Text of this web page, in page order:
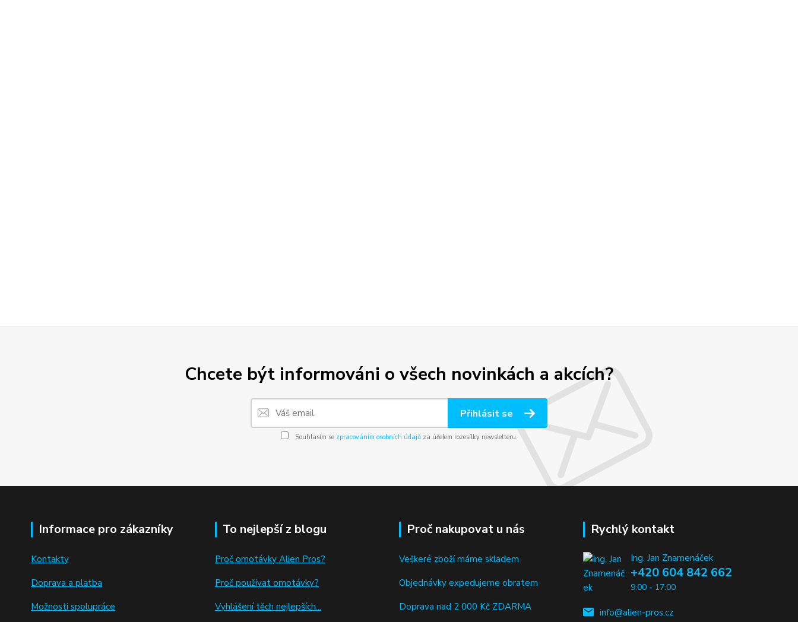
Chcete být informováni o všech novinkách a akcích?
Přihlásit se
Souhlasím se zpracováním osobních údajůza účelem rozesílky newsletteru.
Informace pro zákazníky
Kontakty
Doprava a platba
Možnosti spolupráce
To nejlepší z blogu
Proč omotávky Alien Pros?
Proč používat omotávky?
Vyhlášení těch nejlepších...
Proč nakupovat u nás
Veškeré zboží máme skladem
Objednávky expedujeme obratem
Doprava nad 2 000 Kč ZDARMA
Rychlý kontakt
Ing. Jan Znamenáček
+420 604 842 662
9:00 - 17:00
info@alien-pros.cz